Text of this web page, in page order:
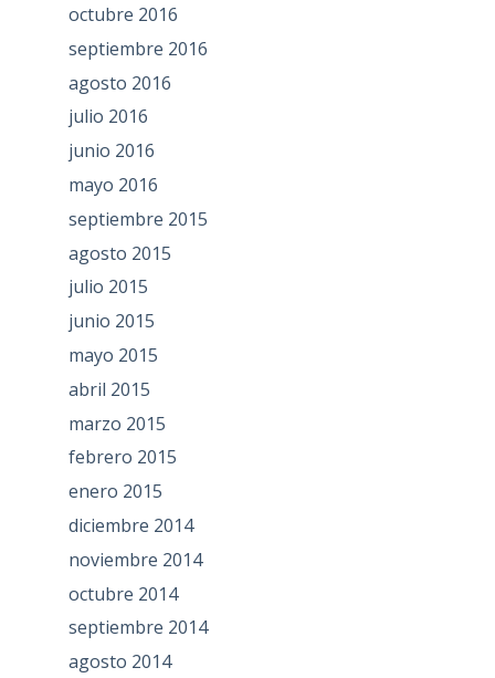
octubre 2016
septiembre 2016
agosto 2016
julio 2016
junio 2016
mayo 2016
septiembre 2015
agosto 2015
julio 2015
junio 2015
mayo 2015
abril 2015
marzo 2015
febrero 2015
enero 2015
diciembre 2014
noviembre 2014
octubre 2014
septiembre 2014
agosto 2014